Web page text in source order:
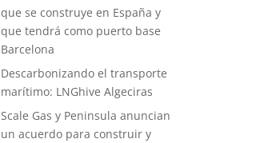
que se construye en España y
que tendrá como puerto base
Barcelona
Descarbonizando el transporte
marítimo: LNGhive Algeciras
Scale Gas y Peninsula anuncian
un acuerdo para construir y